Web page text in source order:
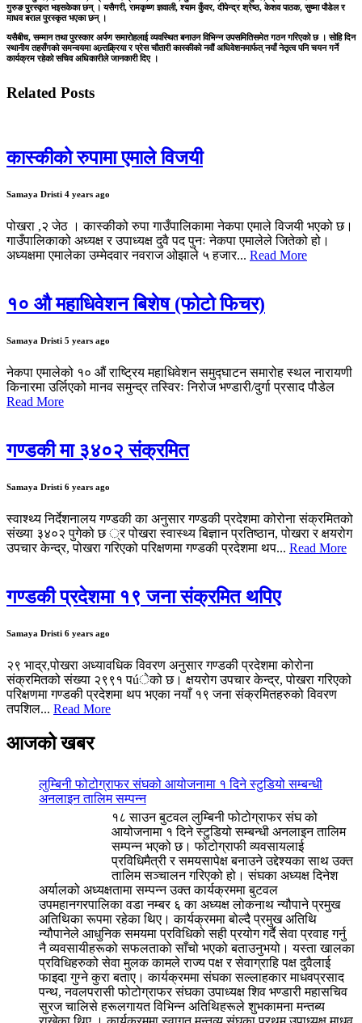
गुरुङ पुरस्कृत भइसकेका छन् । यसैगरी, रामकृष्ण ज्ञवाली, श्याम कुँवर, दीपेन्द्र श्रेष्ठ, केशव पाठक, सुष्मा पौडेल र
माधव बराल पुरस्कृत भएका छन् ।
यसैबीच, सम्मान तथा पुरस्कार अर्पण समारोहलाई व्यवस्थित बनाउन विभिन्न उपसमितिसमेत गठन गरिएको छ । सोहि दिन
स्थानीय तहसँगको समन्वयमा अन्र्तक्र्रिया र प्रेस चौतारी कास्कीको नवौं अधिवेशनमार्फत् नयाँ नेतृत्व पनि चयन गर्ने
कार्यक्रम रहेको सचिव अधिकारीले जानकारी दिए ।
Related Posts
कास्कीको रुपामा एमाले विजयी
Samaya Dristi 4 years ago
पोखरा ,२ जेठ । कास्कीको रुपा गाउँपालिकामा नेकपा एमाले विजयी भएको छ।
गाउँपालिकाको अध्यक्ष र उपाध्यक्ष दुवै पद पुनः नेकपा एमालेले जितेको हो।
अध्यक्षमा एमालेका उम्मेदवार नवराज ओझाले ५ हजार... Read More
१० औ महाधिवेशन बिशेष (फोटो फिचर)
Samaya Dristi 5 years ago
नेकपा एमालेको १० औं राष्ट्रिय महाधिवेशन समुद्घाटन समारोह स्थल नारायणी
किनारमा उर्लिएको मानव समुन्द्र तस्विरः निरोज भण्डारी/दुर्गा प्रसाद पौडेल
Read More
गण्डकी मा ३४०२ संक्रमित
Samaya Dristi 6 years ago
स्वाश्थ्य निर्देशनालय गण्डकी का अनुसार गण्डकी प्रदेशमा कोरोना संक्रमितको
संख्या ३४०२ पुगेको छ ्र पोखरा स्वास्थ्य बिज्ञान प्रतिष्ठान, पोखरा र क्षयरोग
उपचार केन्द्र, पोखरा गरिएको परिक्षणमा गण्डकी प्रदेशमा थप... Read More
गण्डकी प्रदेशमा १९ जना संक्रमित थपिए
Samaya Dristi 6 years ago
२९ भाद्र,पोखरा अध्यावधिक विवरण अनुसार गण्डकी प्रदेशमा कोरोना
संक्रमितको संख्या २९९१ पúेको छ। क्षयरोग उपचार केन्द्र, पोखरा गरिएको
परिक्षणमा गण्डकी प्रदेशमा थप भएका नयाँ १९ जना संक्रमितहरुको विवरण
तपशिल... Read More
आजको खबर
लुम्बिनी फोटोग्राफर संघको आयोजनामा १ दिने स्टुडियो सम्बन्धी
अनलाइन तालिम सम्पन्न
१८ साउन बुटवल लुम्बिनी फोटोग्राफर संघ को
आयोजनामा १ दिने स्टुडियो सम्बन्धी अनलाइन तालिम
सम्पन्न भएको छ। फोटोग्राफी व्यवसायलाई
प्रविधिमैत्री र समयसापेक्ष बनाउने उद्देश्यका साथ उक्त
तालिम सञ्चालन गरिएको हो। संघका अध्यक्ष दिनेश
अर्यालको अध्यक्षतामा सम्पन्न उक्त कार्यक्रममा बुटवल
उपमहानगरपालिका वडा नम्बर ६ का अध्यक्ष लोकनाथ न्यौपाने प्रमुख
अतिथिका रूपमा रहेका थिए। कार्यक्रममा बोल्दै प्रमुख अतिथि
न्यौपानेले आधुनिक समयमा प्रविधिको सही प्रयोग गर्दै सेवा प्रवाह गर्नु
नै व्यवसायीहरूको सफलताको साँचो भएको बताउनुभयो। यस्ता खालका
प्रविधिहरुको सेवा मुलक कामले राज्य पक्ष र सेवाग्राहि पक्ष दुवैलाई
फाइदा गुग्ने कुरा बताए। कार्यक्रममा संघका सल्लाहकार माधवप्रसाद
पन्थ, नवलपरासी फोटोग्राफर संघका उपाध्यक्ष शिव भण्डारी महासचिव
सुरज चालिसे हरूलगायत विभिन्न अतिथिहरूले शुभकामना मन्तब्य